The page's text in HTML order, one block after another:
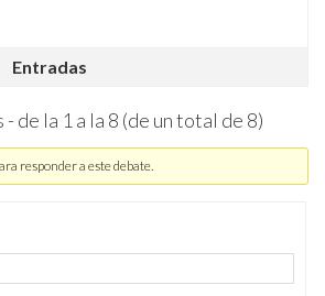
Entradas
de la 1 a la 8 (de un total de 8)
responder a este debate.